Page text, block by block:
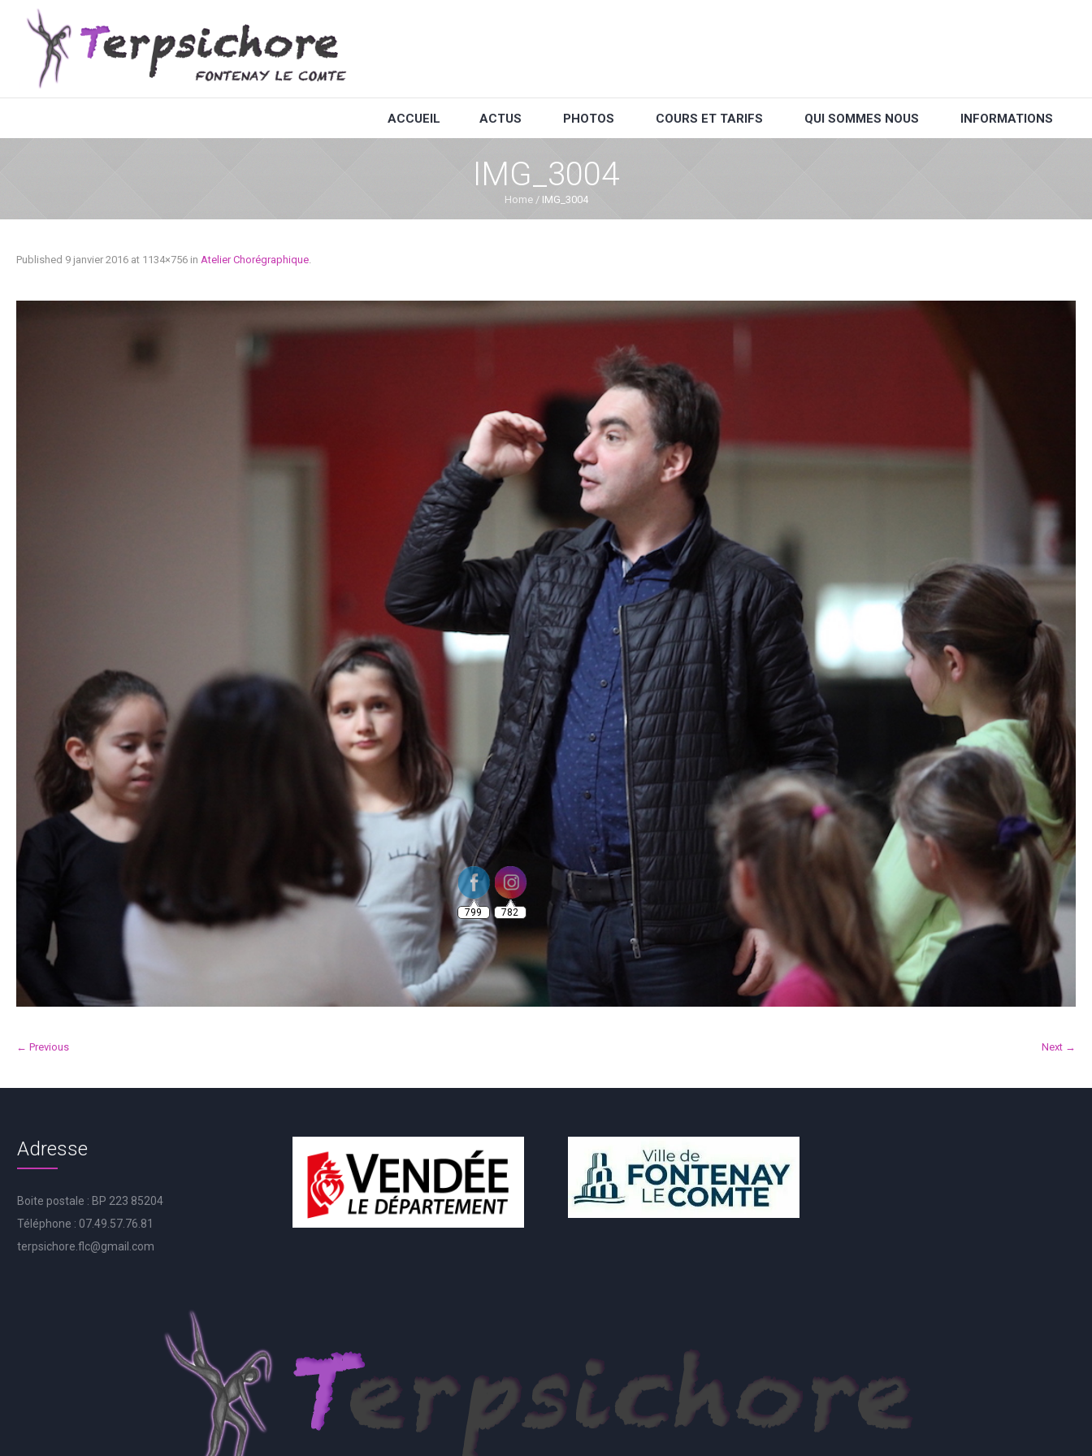
ACCUEIL ACTUS PHOTOS COURS ET TARIFS QUI SOMMES NOUS INFORMATIONS
IMG_3004
Home / IMG_3004
Published 9 janvier 2016 at 1134×756 in Atelier Chorégraphique.
← Previous Next →
Adresse
Boite postale : BP 223 85204
Téléphone : 07.49.57.76.81
terpsichore.flc@gmail.com
799 782